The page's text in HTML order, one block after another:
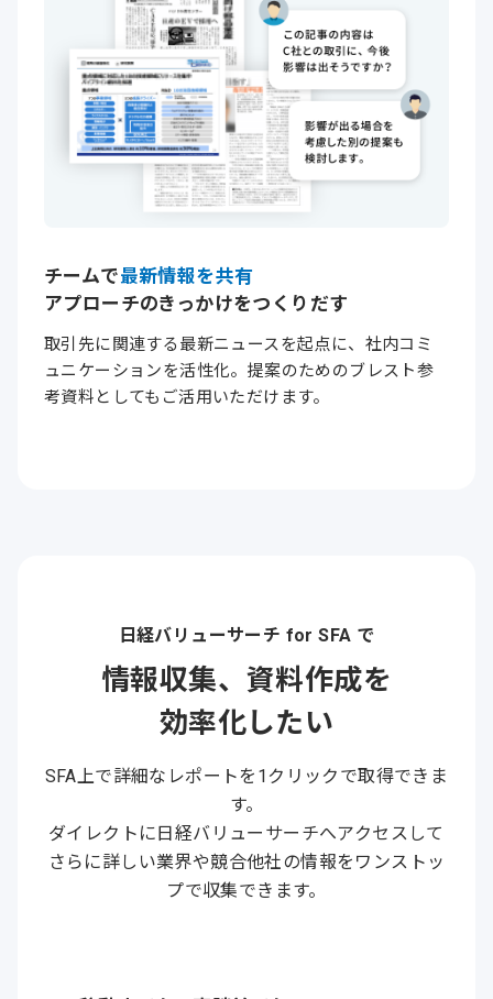
チームで最新情報を共有
アプローチのきっかけをつくりだす
取引先に関連する最新ニュースを起点に、社内コミ
ュニケーションを活性化。提案のためのブレスト参
考資料としてもご活用いただけます。
日経バリューサーチ for SFA で
情報収集、資料作成を
効率化したい
SFA上で詳細なレポートを1クリックで取得できま
す。
ダイレクトに日経バリューサーチへアクセスして
さらに詳しい業界や競合他社の情報をワンストッ
プで収集できます。